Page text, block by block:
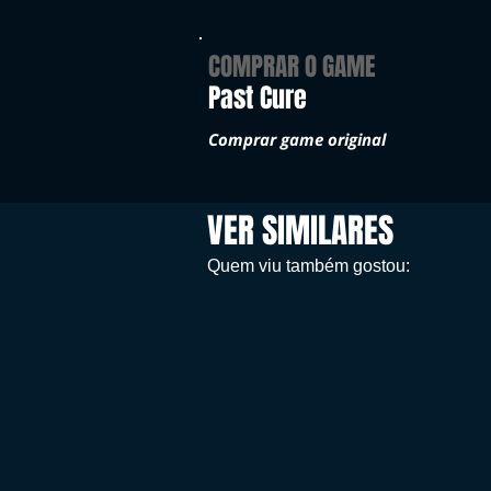
COMPRAR O GAME
Past Cure
Comprar game original
VER SIMILARES
Quem viu também gostou: